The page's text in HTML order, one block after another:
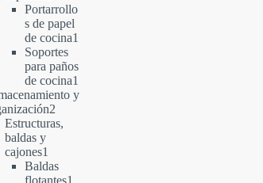
productos
Portarrollo
s de papel
de cocina1
Soportes
para paños
de cocina1
producto
y
22
productos
Estructuras,
baldas y
cajones1
producto
Baldas
flotantes1